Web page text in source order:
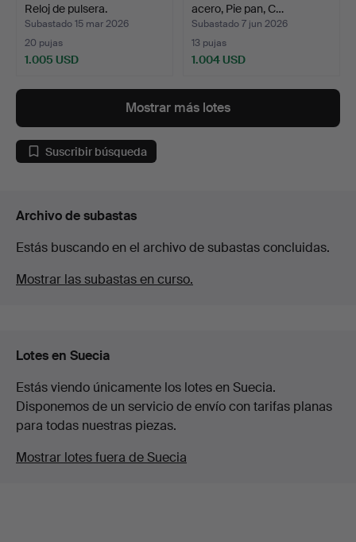
Reloj de pulsera.
Subastado 15 mar 2026
20 pujas
1.005 USD
acero, Pie pan, C…
Subastado 7 jun 2026
13 pujas
1.004 USD
Mostrar más lotes
Suscribir búsqueda
Archivo de subastas
Estás buscando en el archivo de subastas concluidas.
Mostrar las subastas en curso.
Lotes en Suecia
Estás viendo únicamente los lotes en Suecia.
Disponemos de un servicio de envío con tarifas planas
para todas nuestras piezas.
Mostrar lotes fuera de Suecia